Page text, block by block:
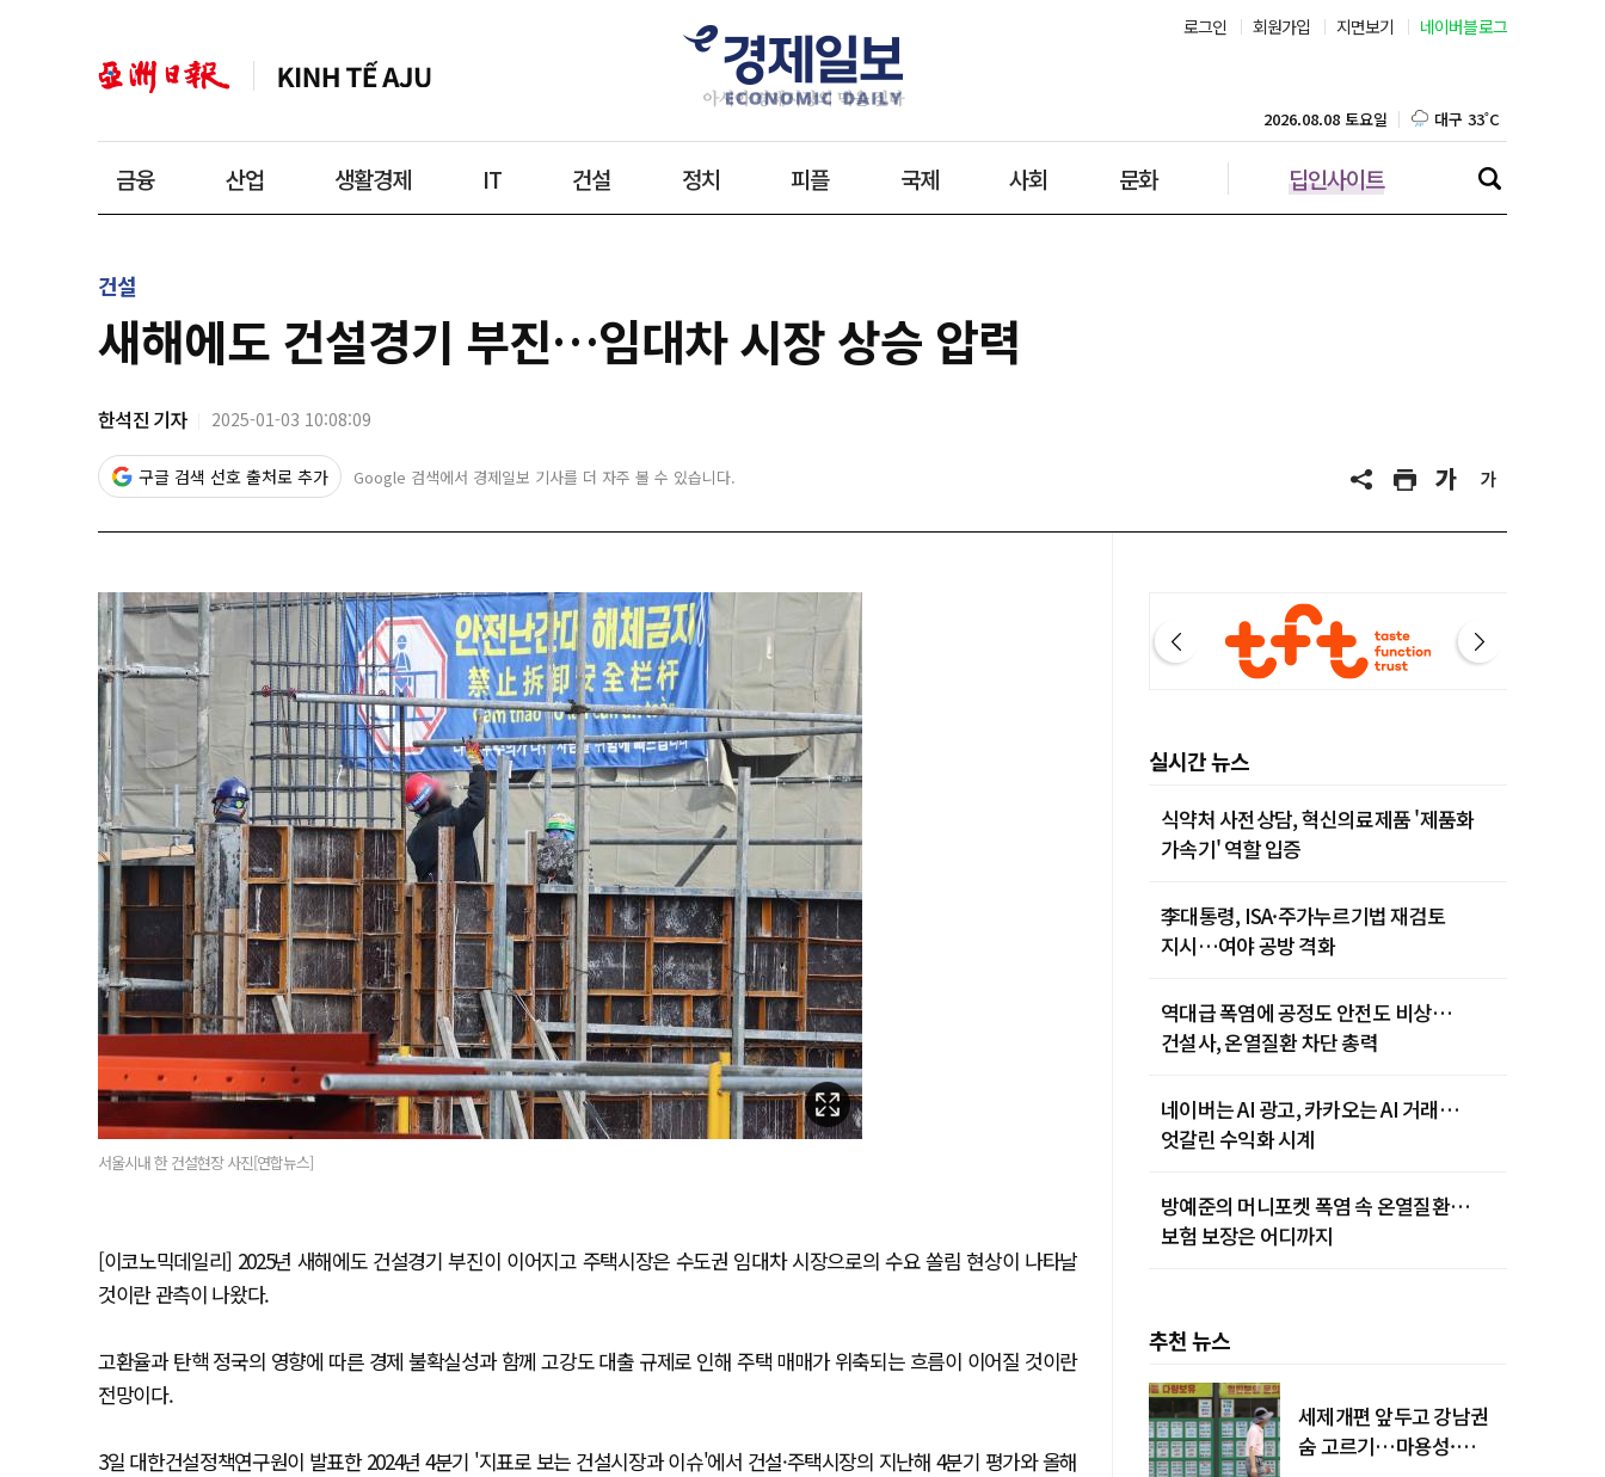
로그인 회원가입 지면보기 네이버블로그
금융 산업 생활경제 IT 건설 정치 피플 국제 사회 문화 딥인사이트
2026.08.08 토요일 대구 33˚C
인천 33˚C
제주 30˚C
건설
새해에도 건설경기 부진…임대차 시장 상승 압력
한석진 기자 2025-01-03 10:08:09
구글 검색 선호 출처로 추가 Google 검색에서 경제일보 기사를 더 자주 볼 수 있습니다.
서울시내 한 건설현장 사진[연합뉴스]
[이코노믹데일리] 2025년 새해에도 건설경기 부진이 이어지고 주택시장은 수도권 임대차 시장으로의 수요 쏠림 현상이 나타날
것이란 관측이 나왔다.
고환율과 탄핵 정국의 영향에 따른 경제 불확실성과 함께 고강도 대출 규제로 인해 주택 매매가 위축되는 흐름이 이어질 것이란
전망이다.
3일 대한건설정책연구원이 발표한 2024년 4분기 '지표로 보는 건설시장과 이슈'에서 건설·주택시장의 지난해 4분기 평가와 올해
실시간 뉴스
식약처 사전상담, 혁신의료제품 '제품화
가속기' 역할 입증
李대통령, ISA·주가누르기법 재검토
지시…여야 공방 격화
역대급 폭염에 공정도 안전도 비상…
건설사, 온열질환 차단 총력
네이버는 AI 광고, 카카오는 AI 거래…
엇갈린 수익화 시계
방예준의 머니포켓 폭염 속 온열질환…
보험 보장은 어디까지
추천 뉴스
세제개편 앞두고 강남권
숨 고르기…마용성·